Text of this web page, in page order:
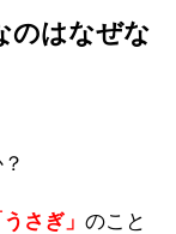
のはなぜな
うさぎ」 のこと